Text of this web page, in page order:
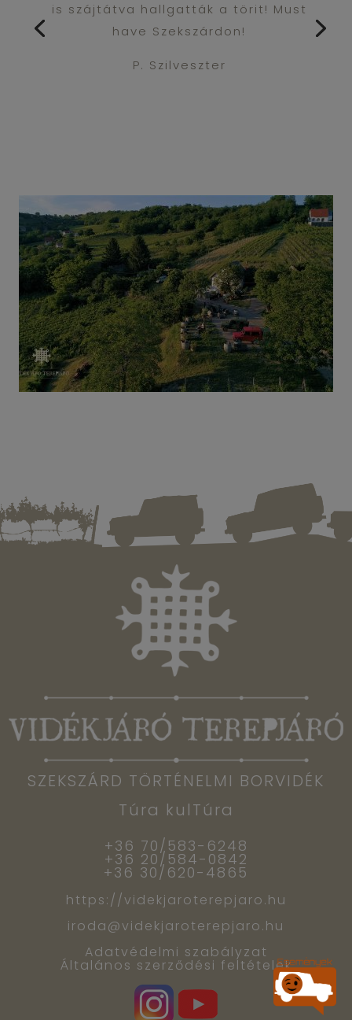
is szájtátva hallgatták a törit! Must
have Szekszárdon!
P. Szilveszter
SZEKSZÁRD TÖRTÉNELMI BORVIDÉK
Túra kulTúra
+36 70/583-6248
+36 20/584-0842
+36 30/620-4865
https://videkjaroterepjaro.hu
iroda@videkjaroterepjaro.hu
Adatvédelmi szabályzat
Általános szerződési feltételek